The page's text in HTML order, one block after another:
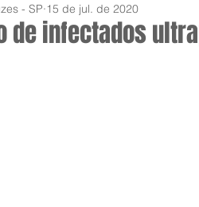
de infectados
- SP 15 de jul. de 2020